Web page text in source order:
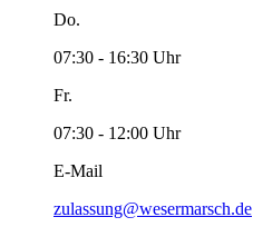
Do.
07:30 - 16:30 Uhr
Fr.
07:30 - 12:00 Uhr
E-Mail
zulassung@wesermarsch.de